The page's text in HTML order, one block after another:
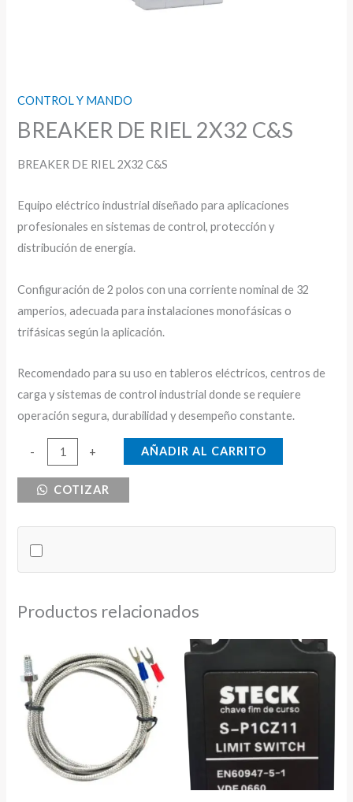
CONTROL Y MANDO
BREAKER DE RIEL 2X32 C&S
BREAKER DE RIEL 2X32 C&S
Equipo eléctrico industrial diseñado para aplicaciones
profesionales en sistemas de control, protección y
distribución de energía.
Configuración de 2 polos con una corriente nominal de 32
amperios, adecuada para instalaciones monofásicas o
trifásicas según la aplicación.
Recomendado para su uso en tableros eléctricos, centros de
carga y sistemas de control industrial donde se requiere
operación segura, durabilidad y desempeño constante.
-
BREAKER
RIEL
cantidad
+ AÑADIR AL CARRITO
COTIZAR
Productos relacionados